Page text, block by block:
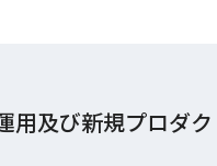
及び新規プロダ